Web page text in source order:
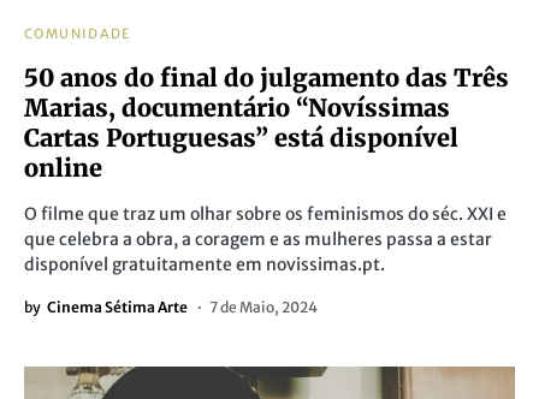
COMUNIDADE
50 anos do final do julgamento das Três
Marias, documentário “Novíssimas
Cartas Portuguesas” está disponível
online
O filme que traz um olhar sobre os feminismos do séc. XXI e
que celebra a obra, a coragem e as mulheres passa a estar
disponível gratuitamente em novissimas.pt.
by Cinema Sétima Arte 7 de Maio, 2024